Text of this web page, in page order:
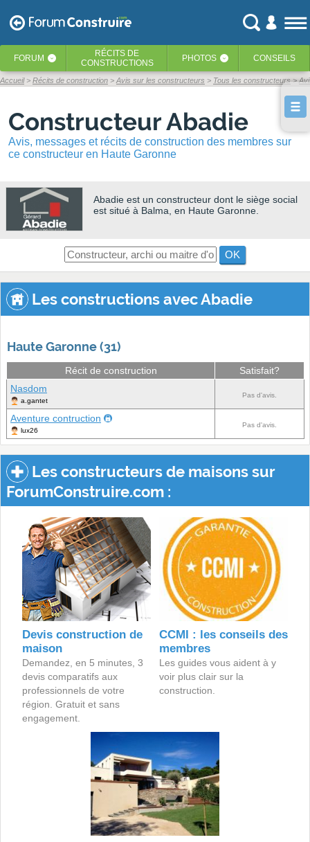
FORUM ‹ RÉCITS DE
CONSTRUCTIONS
PHOTOS ‹ CONSEILS
Accueil Récits de construction Avis sur les constructeurs Tous les constructeurs
Constructeur Abadie
Avis, messages et récits de construction des membres sur
ce constructeur en Haute Garonne
Abadie est un constructeur dont le siège social
est situé à Balma, en Haute Garonne.
OK
Les constructions avec Abadie
Haute Garonne (31)
Récit de construction
Satisfait?
Nasdom
a.gantet
Pas d'avis.
Aventure contruction
lux26
Pas d'avis.
Les constructeurs de maisons sur
ForumConstruire.com :
Devis construction de
maison
Demandez, en 5 minutes, 3
devis comparatifs aux
professionnels de votre
région. Gratuit et sans
engagement.
CCMI : les conseils des
membres
Les guides vous aident à y
voir plus clair sur la
construction.